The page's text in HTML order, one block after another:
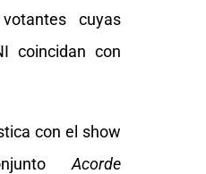
cuyas
coincidan con
con el show
Acorde